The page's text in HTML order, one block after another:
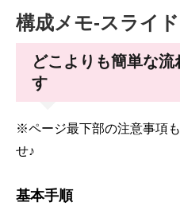
構成メモ-スライ
どこよりも簡単な
す
※ページ最下部の注意事項
せ♪
基本手順